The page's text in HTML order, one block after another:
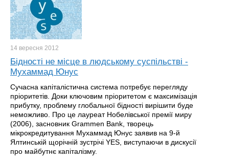
14 вересня 2012
Бідності не місце в людському суспільстві -
Мухаммад Юнус
Сучасна капіталістична система потребує перегляду
пріоритетів. Доки ключовим пріоритетом є максимізація
прибутку, проблему глобальної бідності вирішити буде
неможливо. Про це лауреат Нобелівської премії миру
(2006), засновник Grammen Bank, творець
мікрокредитування Мухаммад Юнус заявив на 9-й
Ялтинській щорічній зустрічі YES, виступаючи в дискусії
про майбутнє капіталізму.